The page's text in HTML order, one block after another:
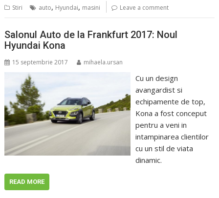
Stiri auto, Hyundai, masini Leave a comment
Salonul Auto de la Frankfurt 2017: Noul
Hyundai Kona
15 septembrie 2017 mihaela.ursan
Cu un design
avangardist si
echipamente de top,
Kona a fost conceput
pentru a veni in
intampinarea clientilor
cu un stil de viata
dinamic.
READ MORE